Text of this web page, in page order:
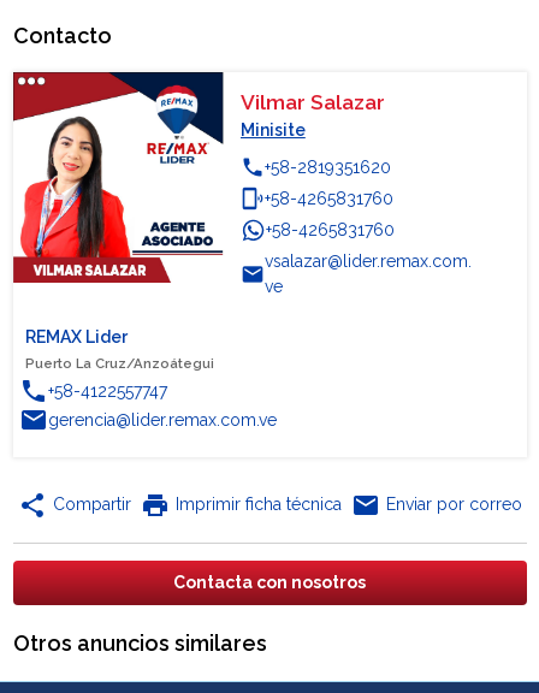
Contacto
Vilmar Salazar
Minisite
phone+58-2819351620
phonelink_ring+58-4265831760
WhatsApp
+58-4265831760
email
vsalazar@lider.remax.com.
ve
REMAX Lider
Puerto La Cruz/Anzoátegui
phone+58-4122557747
emailgerencia@lider.remax.com.ve
share Compartir print Imprimir ficha técnica email Enviar por correo
Contacta con nosotros
Otros anuncios similares